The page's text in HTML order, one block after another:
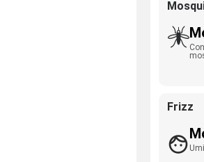
Frizz